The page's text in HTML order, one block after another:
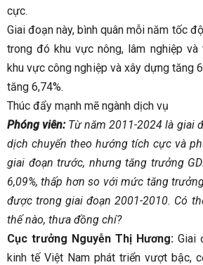
cực.
Giai đoạn này, bình quân mỗi năm tốc
trong đó khu vực nông, lâm nghiệp và
khu vực công nghiệp và xây dựng tăng
tăng 6,74%.
Thúc đẩy mạnh mẽ ngành dịch vụ
Phóng viên:Từ năm 2011-2024 là giai
dịch chuyển theo hướng tích cực và
giai đoạn trước, nhưng tăng trưởng
6,09%, thấp hơn so với mức tăng
được trong giai đoạn 2001-2010. Có
thế nào, thưa đồng chí?
Cục trưởng Nguyễn Thị Hương: Giai
kinh tế Việt Nam phát triển vượt bậc,